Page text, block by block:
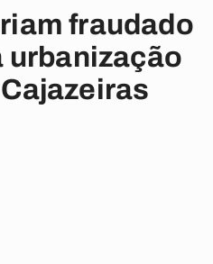
fraudado
urbanização